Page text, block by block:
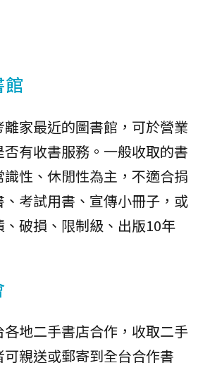
家最近的圖書館，可於營業
有收書服務。一般收取的書
性、休閒性為主，不適合捐
考試用書、宣傳小冊子，或
破損、限制級、出版10年
地二手書店合作，收取二手
親送或郵寄到全台合作書